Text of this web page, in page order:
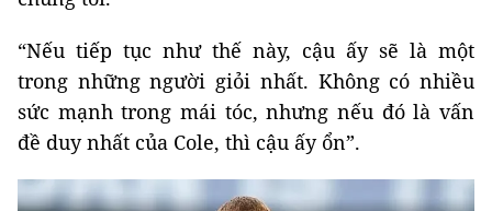
“Nếu tiếp tục như thế này, cậu ấy sẽ là một
trong những người giỏi nhất. Không có nhiều
sức mạnh trong mái tóc, nhưng nếu đó là vấn
đề duy nhất của Cole, thì cậu ấy ổn”.